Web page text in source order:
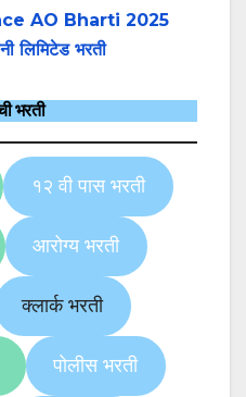
AO Bharti 2025
लिमिटेड भरती
भरती
१२ वी पास भरती
आरोग्य भरती
क्लार्क भरती
पोलीस भरती